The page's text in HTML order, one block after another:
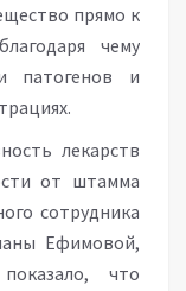
прямо к
чему
патогенов и
лекарств
от штамма
сотрудника
Ефимовой,
что